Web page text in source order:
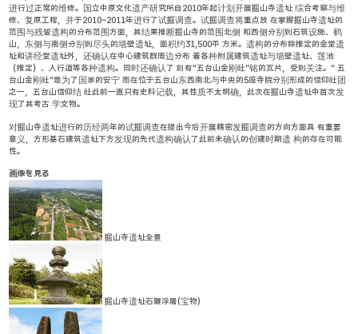
进行过正常的维修。国立中原文化遗产研究所自2010年起计划开展掘山寺遗址 综合考察与维
修、复原工程，并于2010~2011年进行了试掘调查。试掘调查将重点放 在掌握掘山寺遗址的
范围与残留遗构的分布范围方面，其结果推断掘山寺的范围北侧 和西侧分别到石筑设施、鹤
山，东侧与南侧分别到尽头的墙壁遗址，面积约31,500平 方米。遗构的分布除推定的金堂遗
址和讲经堂遗址外，还确认在中心建筑群周边分布 着各种附属建筑遗址与墙壁遗址、莲池
（推定）、人行道等各种遗构。同时还确认了 刻有“五台山金刚社”铭的瓦片，受到关注。“ 五
台山金刚社”是为了国家的安宁 而在位于五台山东西南北与中央的5座寺院分别形成的信仰社团
之一，五台山信仰结 社此前一直只有史料记载，其性质不太明确，此次在掘山寺遗址中首次发
现了其考古 学文物。
对掘山寺遗址进行的历经两年的试掘调查在提出今后开展精密发掘调查的方向方面具 有重要
意义，方形基石建筑遗址下方发现的先代遗构确认了此前未确认的创建时期遗 构的存在可能
性。
画像を見る
掘山寺遗址全景
掘山寺遗址石雕浮屠(宝物)